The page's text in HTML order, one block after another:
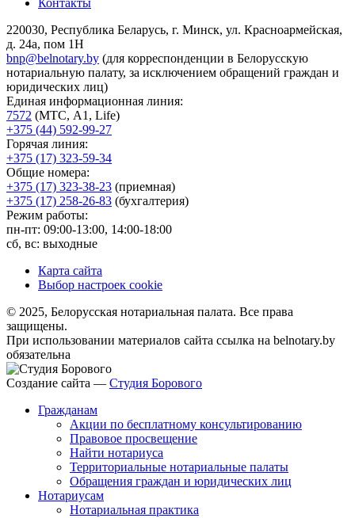
Контакты
220030, Республика Беларусь, г. Минск, ул. Красноармейская,
д. 24а, пом 1Н
bnp@belnotary.by (для корреспонденции в Белорусскую
нотариальную палату, за исключением обращений граждан и
юридических лиц)
Единая информационная линия:
7572 (МТС, A1, Life)
+375 (44) 592-99-27
Горячая линия:
+375 (17) 323-59-34
Общие номера:
+375 (17) 323-38-23 (приемная)
+375 (17) 258-26-83 (бухгалтерия)
Режим работы:
пн-пт: 09:00-13:00, 14:00-18:00
сб, вс: выходные
Карта сайта
Выбор настроек cookie
© 2025, Белорусская нотариальная палата. Все права
защищены.
При использовании материалов сайта ссылка на belnotary.by
обязательна
Создание сайта — Студия Борового
Гражданам
Акции по бесплатному консультированию
Правовое просвещение
Найти нотариуса
Территориальные нотариальные палаты
Обращения граждан и юридических лиц
Нотариусам
Нотариальная практика